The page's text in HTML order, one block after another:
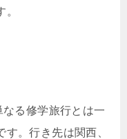
る修学旅行とは一
。行き先は関西、